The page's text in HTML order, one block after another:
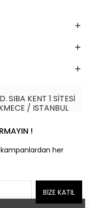
SIBA KENT 1 SİTESİ
/ ISTANBUL
!
her
BİZE KATIL